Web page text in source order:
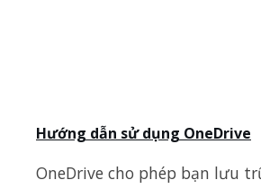
Hướng dẫn sử dụng OneDrive
OneDrive cho phép bạn lưu